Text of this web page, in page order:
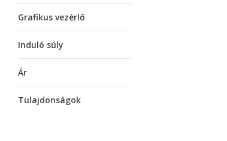
Grafikus vezérlő
Induló súly
Ár
Tulajdonságok